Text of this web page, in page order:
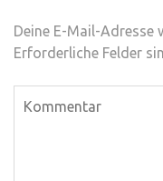
Deine E-Mail-
Erforderliche Felder